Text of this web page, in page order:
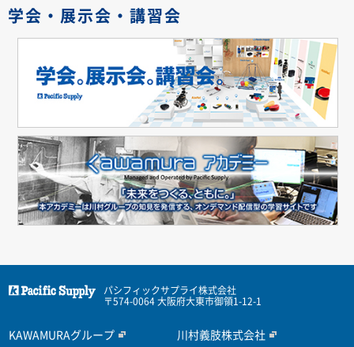
学会・展示会・講習会
パシフィックサプライ株式会社
〒574-0064 大阪府大東市御領1-12-1
KAWAMURAグループ 川村義肢株式会社